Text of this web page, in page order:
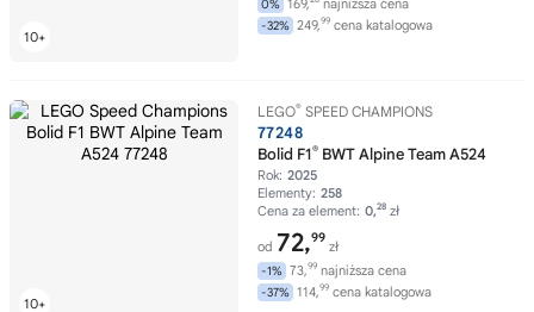
0% 169, najniższa cena
-32% 249,99 cena katalogowa
LEGO® SPEED CHAMPIONS
77248
Bolid F1® BWT Alpine Team A524
Rok: 2025
Elementy: 258
Cena za element: 0,28 zł
od 72,99
zł
-1% 73,99 najniższa cena
-37% 114,99 cena katalogowa